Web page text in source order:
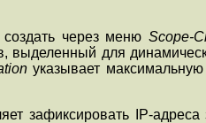
создать через менюScope-
выделенный для
указывает максимальную
зафиксировать IP-